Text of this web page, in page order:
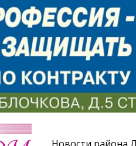
Новости района